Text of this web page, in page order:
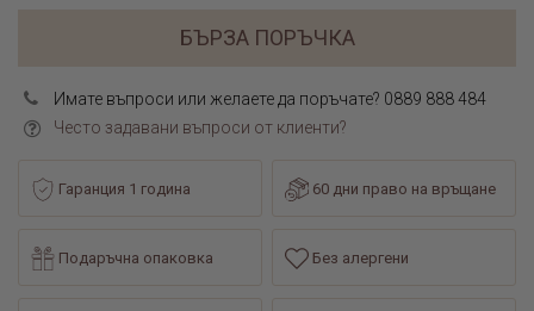
БЪРЗА ПОРЪЧКА
Имате въпроси или желаете да поръчате? 0889 888 484
Често задавани въпроси от клиенти?
Гаранция 1 година 60 дни право на връщане
Подаръчна опаковка Без алергени